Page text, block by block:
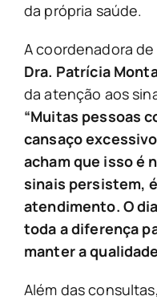
da própria saúde.
A coordenadora
Dra. Patrícia
da atenção aos
“Muitas pessoas
cansaço
acham que isso é
sinais persistem,
atendimento. O
toda a diferença
manter a
Além das